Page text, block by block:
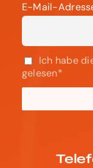
E-Mail-
Ich habe
gelesen*